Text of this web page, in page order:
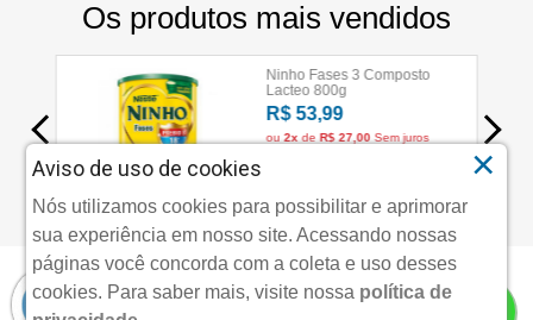
Aviso de uso de cookies
Nós utilizamos cookies para possibilitar e aprimorar
sua experiência em nosso site. Acessando nossas
páginas você concorda com a coleta e uso desses
cookies. Para saber mais, visite nossa política de
×